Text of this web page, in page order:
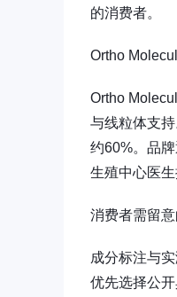
的消费者。
Ortho
Ortho
与线粒体支
约60%。品
生殖中心医
消费者需留
成分标注与
优先选择公